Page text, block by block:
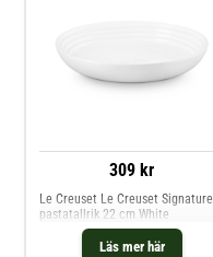
309 kr
Läs mer här
Le Creuset Le Creuset Signature
pastatallrik 22 cm White